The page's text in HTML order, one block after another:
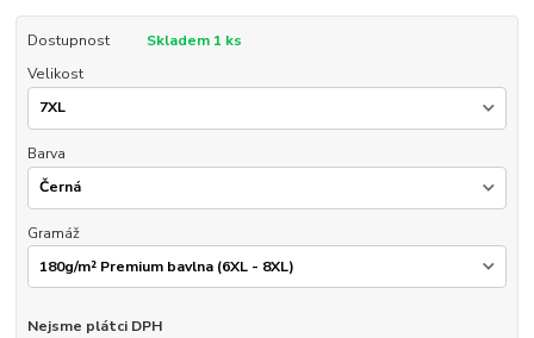
Dostupnost
Skladem 1 ks
Velikost
Barva
Gramáž
Nejsme plátci DPH